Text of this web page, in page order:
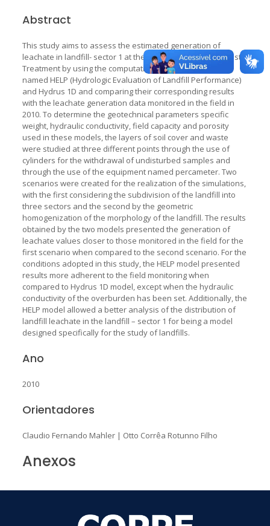
Abstract
This study aims to assess the estimated generation of
leachate in landfill- sector 1 at the Nova Iguaçu Central Waste
Treatment by using the computational numerical models
named HELP (Hydrologic Evaluation of Landfill Performance)
and Hydrus 1D and comparing their corresponding results
with the leachate generation data monitored in the field in
2010. To determine the geotechnical parameters specific
weight, hydraulic conductivity, field capacity and porosity
used in these models, the layers of soil cover and waste
were studied at three different points through the use of
cylinders for the withdrawal of undisturbed samples and
through the use of the equipment named percameter. Two
scenarios were created for the realization of the simulations,
with the first considering the subdivision of the landfill into
three sectors and the second by the geometric
homogenization of the morphology of the landfill. The results
obtained by the two models presented the generation of
leachate values closer to those monitored in the field for the
first scenario when compared to the second scenario. For the
conditions adopted in this study, the HELP model presented
results more adherent to the field monitoring when
compared to Hydrus 1D model, except when the hydraulic
conductivity of the overburden has been set. Additionally, the
HELP model allowed a better analysis of the distribution of
landfill leachate in the landfill – sector 1 for being a model
designed specifically for the study of landfills.
Ano
2010
Orientadores
Claudio Fernando Mahler| Otto Corrêa Rotunno Filho
Anexos